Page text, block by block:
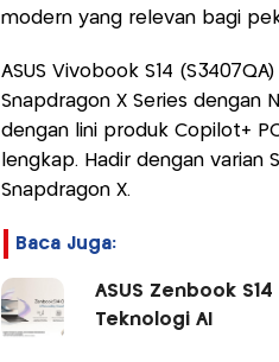
modern yang relevan bagi
ASUS Vivobook S14
Snapdragon X Series dengan
dengan lini produk Copilot+
lengkap. Hadir dengan varian
Snapdragon X.
Baca Juga:
ASUS Zenbook
Teknologi AI